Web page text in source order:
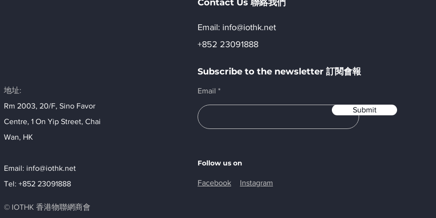
地址:
Rm 2003, 20/F, Sino Favor
Centre, 1 On Yip Street, Chai
Wan, HK​
Email: info@iothk.net
Tel: +852 23091888
© IOTHK 香港物聯網商會
Contact Us 聯絡我們
Email:​ info@iothk.net
+852 23091888
Subscribe to the newsletter 訂閱會報
Email
Submit
Follow us on
Facebook Instagram